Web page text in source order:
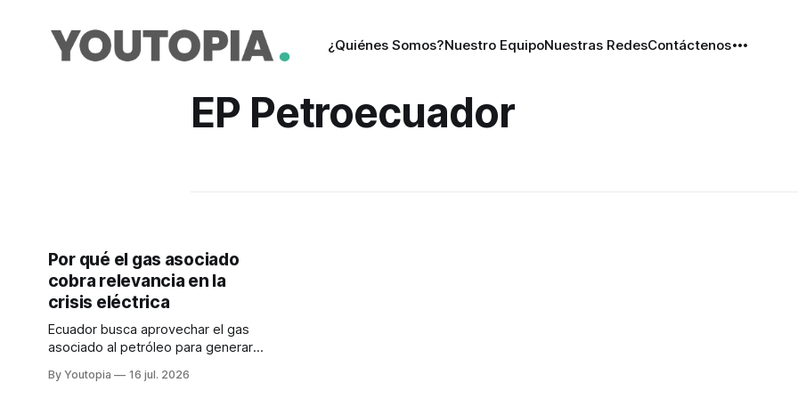
¿Quiénes Somos?Nuestro EquipoNuestras RedesContáctenos
EP Petroecuador
Por qué el gas asociado
cobra relevancia en la
crisis eléctrica
Ecuador busca aprovechar el gas
asociado al petróleo para generar
mecheros y sumar una fuente de
By Youtopia 16 jul. 2026